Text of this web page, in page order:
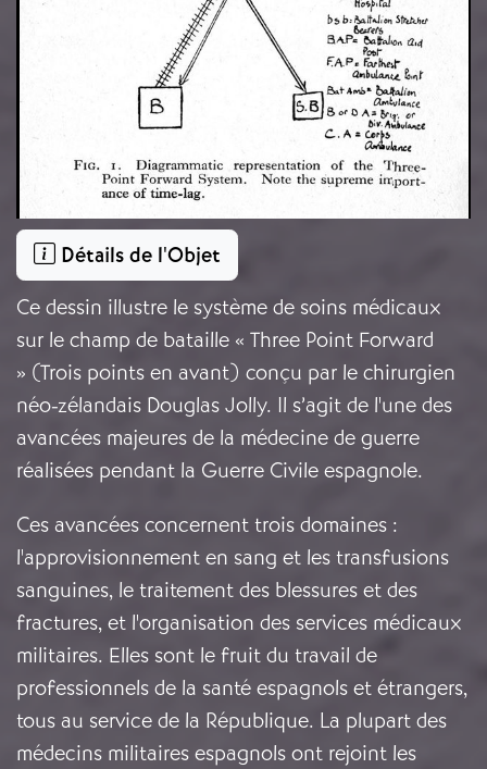
Détails de l'Objet
Ce dessin illustre le système de soins médicaux
sur le champ de bataille « Three Point Forward
» (Trois points en avant) conçu par le chirurgien
néo-zélandais Douglas Jolly. Il s’agit de l'une des
avancées majeures de la médecine de guerre
réalisées pendant la Guerre Civile espagnole.
Ces avancées concernent trois domaines :
l'approvisionnement en sang et les transfusions
sanguines, le traitement des blessures et des
fractures, et l'organisation des services médicaux
militaires. Elles sont le fruit du travail de
professionnels de la santé espagnols et étrangers,
tous au service de la République. La plupart des
médecins militaires espagnols ont rejoint les